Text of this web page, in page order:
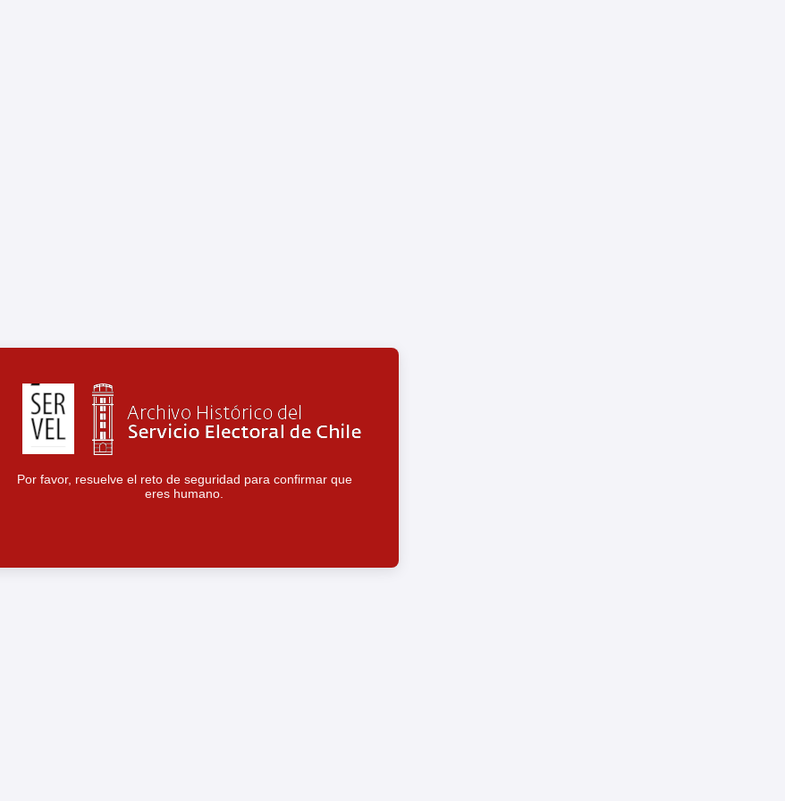
Por favor, resuelve el reto de seguridad para confirmar que
eres humano.